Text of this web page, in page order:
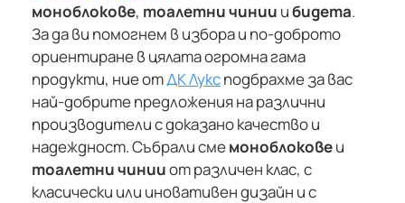
моноблокове, тоалетни чинии ибидета.
За да ви помогнем в избора и по-доброто
ориентиране в цялата огромна гама
продукти, ние отДК Луксподбрахме за вас
най-добрите предложения на различни
производители с доказано качество и
надеждност. Събрали смемоноблоковеи
тоалетни чинииот различен клас, с
класически или иновативен дизайн и с